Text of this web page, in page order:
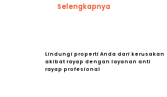
Selengkapnya
Lindungi properti Anda dari kerusakan
akibat rayap dengan layanan anti
rayap profesional